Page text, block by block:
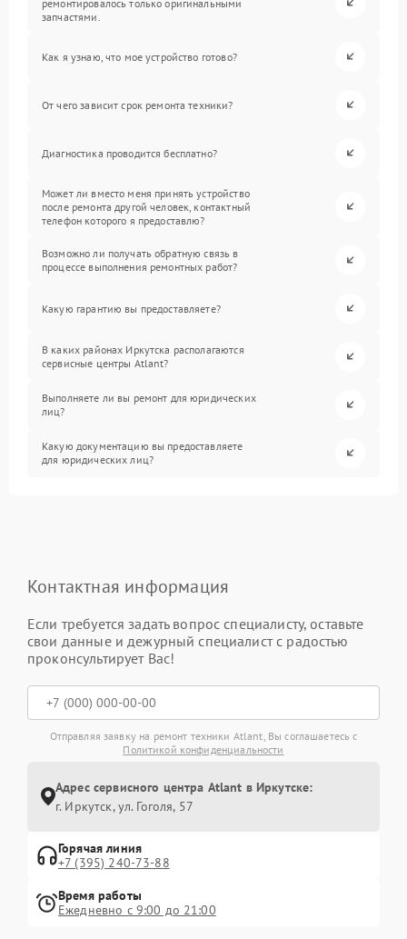
ремонтировалось только оригинальными
запчастями.
Как я узнаю, что мое устройство готово?
От чего зависит срок ремонта техники?
Диагностика проводится бесплатно?
Может ли вместо меня принять устройство
после ремонта другой человек, контактный
телефон которого я предоставлю?
Возможно ли получать обратную связь в
процессе выполнения ремонтных работ?
Какую гарантию вы предоставляете?
В каких районах Иркутска располагаются
сервисные центры Atlant?
Выполняете ли вы ремонт для юридических
лиц?
Какую документацию вы предоставляете
для юридических лиц?
Контактная информация
Если требуется задать вопрос специалисту, оставьте
свои данные и дежурный специалист с радостью
проконсультирует Вас!
Отправляя заявку на ремонт техники Atlant, Вы соглашаетесь с
Политикой конфиденциальности
Адрес сервисного центра Atlant в Иркутске:
г. Иркутск, ул. ​Гоголя, 57
Горячая линия
+7 (395) 240-73-88
Время работы
Ежедневно с 9:00 до 21:00